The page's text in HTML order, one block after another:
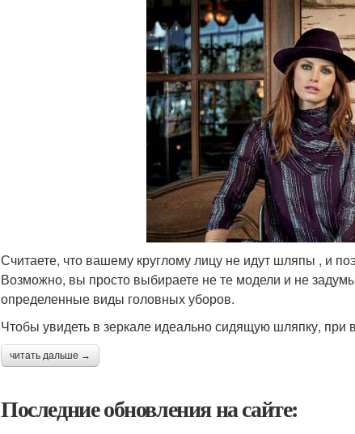
Считаете, что вашему круглому лицу не идут шляпы , и
Возможно, вы просто выбираете не те модели и не
определенные виды головных уборов.
Чтобы увидеть в зеркале идеально сидящую шляпку,
читать дальше →
Последние обновления на сайте: